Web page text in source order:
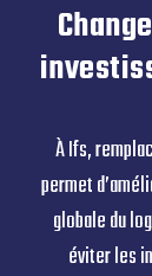
À Ifs,
permet
globale du
éviter les